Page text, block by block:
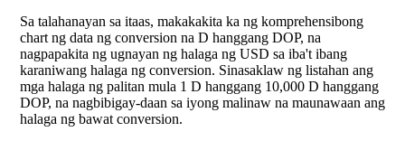
Sa talahanayan sa itaas, makakakita ka ng komprehensibong
chart ng data ng conversion na D hanggang DOP, na
nagpapakita ng ugnayan ng halaga ng USD sa iba't ibang
karaniwang halaga ng conversion. Sinasaklaw ng listahan ang
mga halaga ng palitan mula 1 D hanggang 10,000 D hanggang
DOP, na nagbibigay-daan sa iyong malinaw na maunawaan ang
halaga ng bawat conversion.